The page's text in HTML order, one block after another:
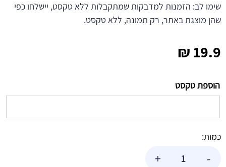
19.9
₪
הוספת טקסט
כמות:
-
+
שימו לב: הזמנות למדבקות שמתקבלות ללא טקסט, יישלחו כפי
שהן מוצגת באתר, רק תמונה, ללא טקסט.